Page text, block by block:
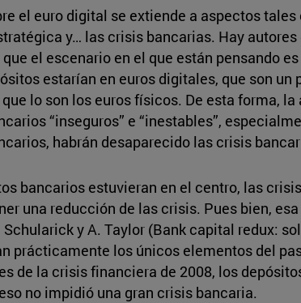
el euro digital se extiende a aspectos
y… las crisis bancarias. Hay
el escenario en el que están pensando
estarían en euros digitales, que son
lo son los euros físicos. De esta forma,
“inseguros” e “inestables”,
habrán desaparecido las crisis
bancarios estuvieran en el centro, las
una reducción de las crisis. Pues bien,
Schularick y A. Taylor (Bank capital redux:
prácticamente los únicos elementos del
de la crisis financiera de 2008, los
no impidió una gran crisis bancaria.